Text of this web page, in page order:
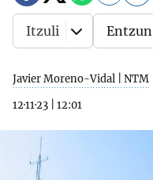
Javier Moreno-Vidal | NTM
12·11·23
12:01
Itzuli Entzun